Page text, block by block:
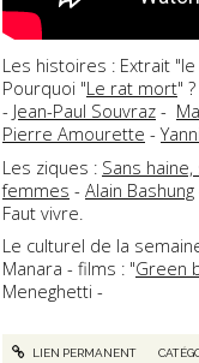
Les histoires : Extrait
Pourquoi "Le rat mort"
- Jean-Paul Souvraz -
Pierre Amourette -
Les ziques : Sans
femmes - Alain Bashung
Faut vivre.
Le culturel de la
Manara - films : "Green
Meneghetti -
LIEN PERMANENT